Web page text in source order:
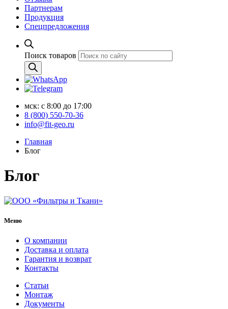
Партнерам
Продукция
Спецпредложения
Поиск товаров
мск: с 8:00 до 17:00
8 (800) 550-70-36
info@fit-geo.ru
Главная
Блог
Блог
Меню
О компании
Доставка и оплата
Гарантия и возврат
Контакты
Статьи
Монтаж
Документы